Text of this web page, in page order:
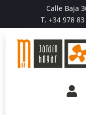
Calle Baja
T. +34 978
